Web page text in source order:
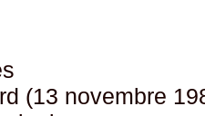
(13 novembre